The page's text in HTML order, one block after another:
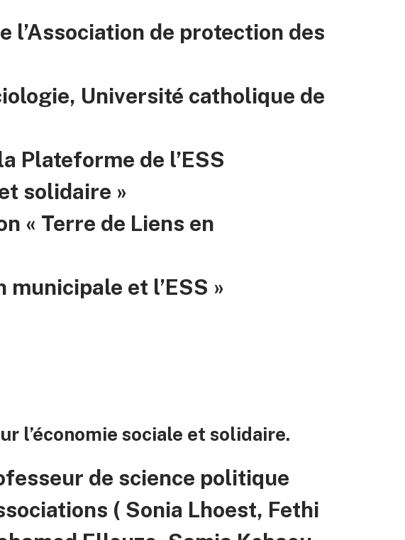
l’Association de protection des
Université catholique de
Plateforme de l’ESS
solidaire »
« Terre de Liens en
et l’ESS »
l’économie sociale et solidaire.
de science politique
( Sonia Lhoest, Fethi